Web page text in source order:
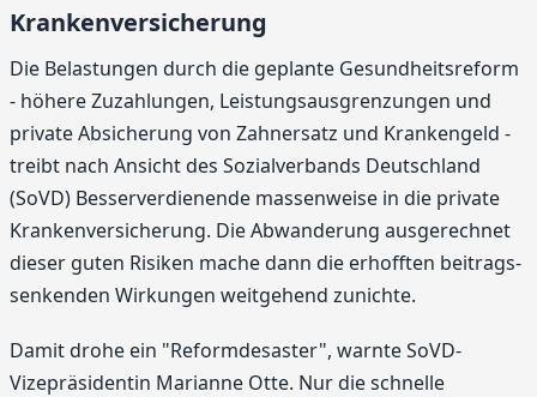
Krankenversicherung
Die Belastungen durch die geplante Gesundheitsreform
- höhere Zuzahlungen, Leistungsausgrenzungen und
private Absicherung von Zahnersatz und Krankengeld -
treibt nach Ansicht des Sozialverbands Deutschland
(SoVD) Besserverdienende massenweise in die private
Krankenversicherung. Die Abwanderung ausgerechnet
dieser guten Risiken mache dann die erhofften beitrags-
senkenden Wirkungen weitgehend zunichte.
Damit drohe ein "Reformdesaster", warnte SoVD-
Vizepräsidentin Marianne Otte. Nur die schnelle